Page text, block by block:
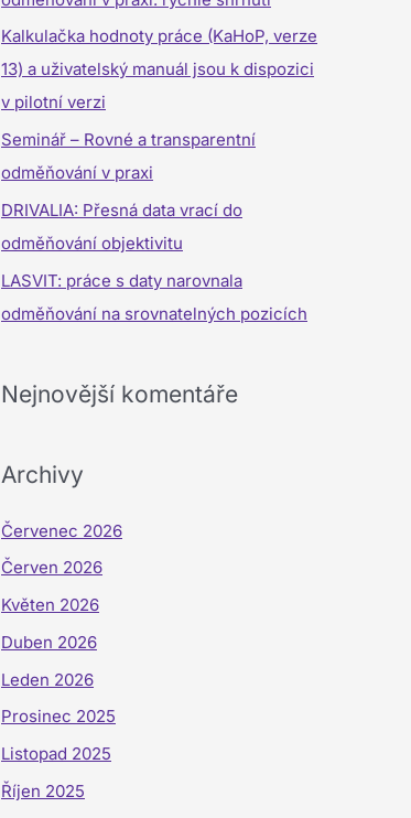
o
:
Kalkulačka hodnoty práce (KaHoP, verze
13) a uživatelský manuál jsou k dispozici
v pilotní verzi
Seminář – Rovné a transparentní
odměňování v praxi
DRIVALIA: Přesná data vrací do
odměňování objektivitu
LASVIT: práce s daty narovnala
odměňování na srovnatelných pozicích
Nejnovější komentáře
Archivy
Červenec 2026
Červen 2026
Květen 2026
Duben 2026
Leden 2026
Prosinec 2025
Listopad 2025
Říjen 2025